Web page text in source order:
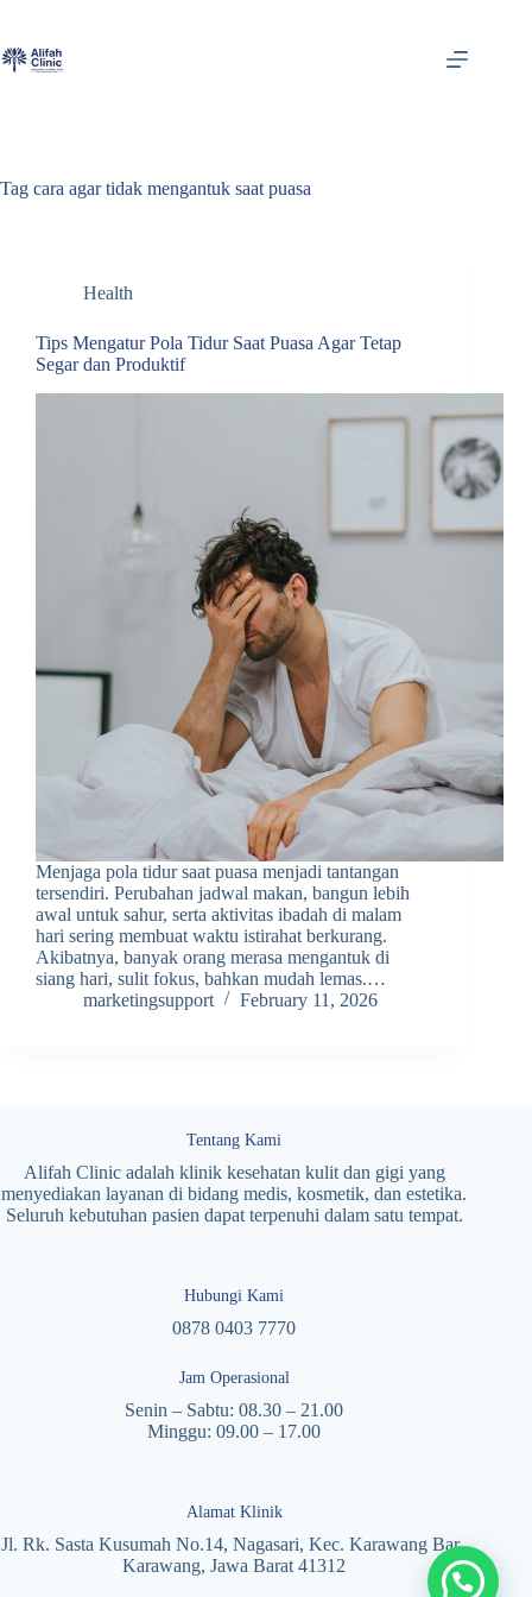
content
Tag cara agar tidak mengantuk saat puasa
Health
Tips Mengatur Pola Tidur Saat Puasa Agar Tetap
Segar dan Produktif
Menjaga pola tidur saat puasa menjadi tantangan
tersendiri. Perubahan jadwal makan, bangun lebih
awal untuk sahur, serta aktivitas ibadah di malam
hari sering membuat waktu istirahat berkurang.
Akibatnya, banyak orang merasa mengantuk di
siang hari, sulit fokus, bahkan mudah lemas.…
marketingsupport
February 11, 2026
Tentang Kami
Alifah Clinic adalah klinik kesehatan kulit dan gigi yang
menyediakan layanan di bidang medis, kosmetik, dan estetika.
Seluruh kebutuhan pasien dapat terpenuhi dalam satu tempat.
Hubungi Kami
0878 0403 7770
Jam Operasional
Senin – Sabtu: 08.30 – 21.00
Minggu: 09.00 – 17.00
Alamat Klinik
Jl. Rk. Sasta Kusumah No.14, Nagasari, Kec. Karawang Bar.,
Karawang, Jawa Barat 41312